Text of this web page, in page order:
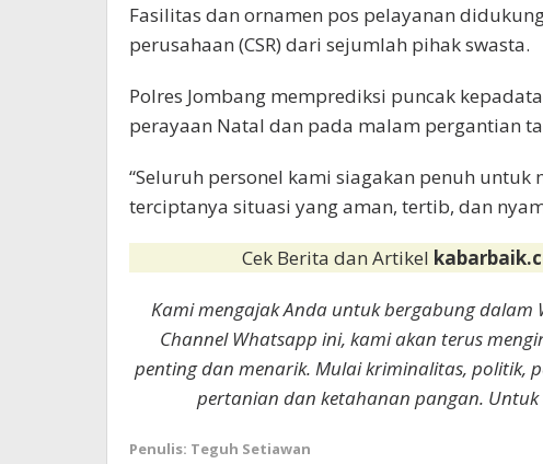
Fasilitas dan ornamen pos pelayanan
perusahaan (CSR) dari sejumlah pihak swasta.
Polres Jombang memprediksi puncak
perayaan Natal dan pada malam pergantian
“Seluruh personel kami siagakan penuh
terciptanya situasi yang aman, tertib, dan
Cek Berita dan Artikel
Kami mengajak Anda untuk bergabung dalam
Channel Whatsapp ini, kami akan terus
penting dan menarik. Mulai kriminalitas, politik,
pertanian dan ketahanan pangan.
Penulis: Teguh Setiawan